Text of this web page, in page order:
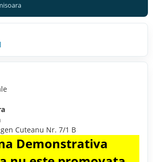
Cuteanu Nr. 7/1 B
Demonstrativa